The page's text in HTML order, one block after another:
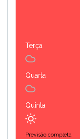
Terça
Quarta
Quinta
Previsão completa